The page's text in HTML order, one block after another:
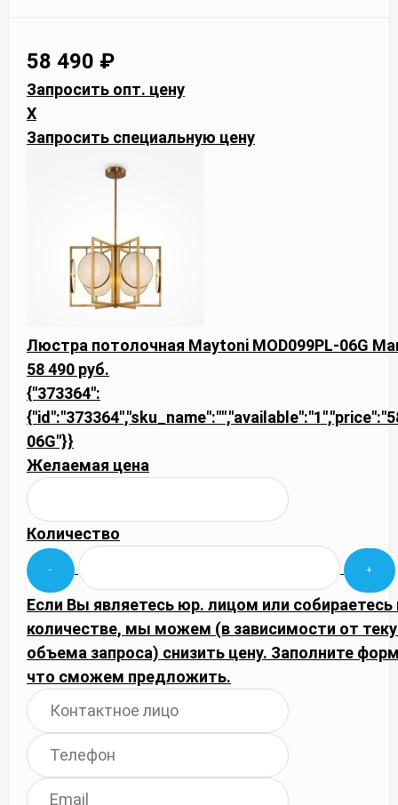
58 490 ₽
Запросить опт. цену
X
Запросить специальную цену
Люстра потолочная Maytoni MOD099PL-06G
58 490 руб.
{"373364":
06G"}}
Желаемая цена
Количество
Если Вы являетесь юр. лицом или
количестве, мы можем (в зависимости от
объема запроса) снизить цену. Заполните
что сможем предложить.